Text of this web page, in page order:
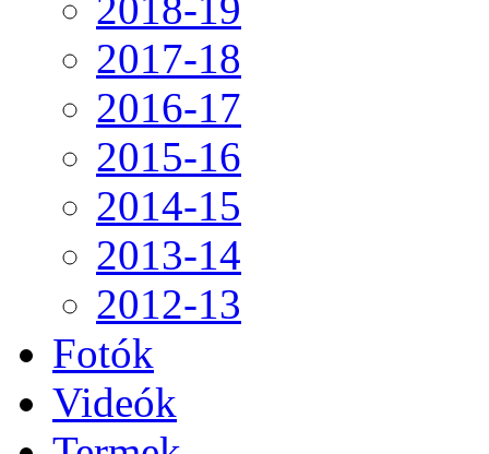
2017-18
2016-17
2015-16
2014-15
2013-14
2012-13
Fotók
Videók